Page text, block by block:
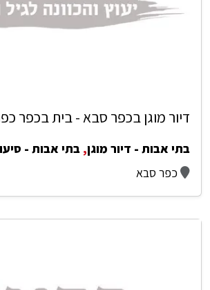
דיור מוגן בכפר סבא - בית בכפר
בתי אבות - דיור מוגן, בתי אבות -
כפר סבא